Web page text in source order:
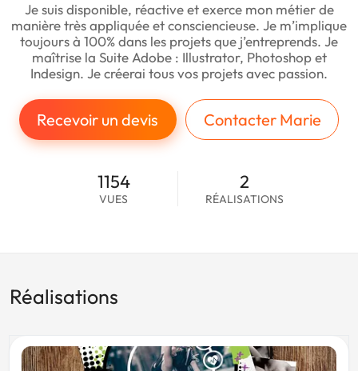
Je suis disponible, réactive et exerce mon métier de
manière très appliquée et consciencieuse. Je m’implique
toujours à 100% dans les projets que j’entreprends. Je
maîtrise la Suite Adobe : Illustrator, Photoshop et
Indesign. Je créerai tous vos projets avec passion.
Recevoir un devis Contacter Marie
1154
VUES
2
RÉALISATIONS
Réalisations